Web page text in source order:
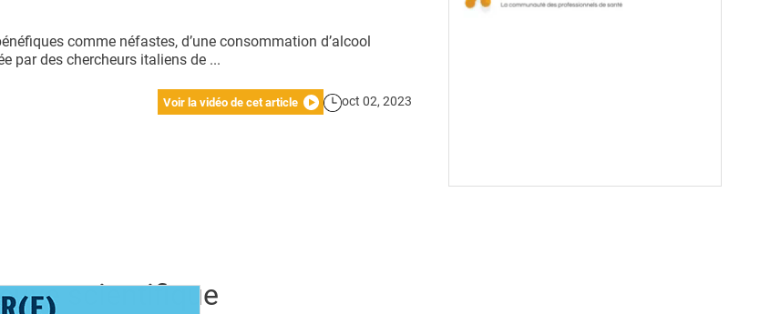
comme néfastes, d’une consommation d’alcool
par des chercheurs italiens de ...
Voir la vidéo de cet article oct 02, 2023
scientifique